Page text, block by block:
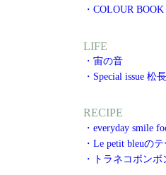
・COLOUR BOOK
LIFE
・宙の音
・Special issue
RECIPE
・everyday smile
・Le petit bleuの
・トラネコボンボ